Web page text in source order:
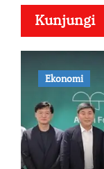
Kunjungi
Ekonomi